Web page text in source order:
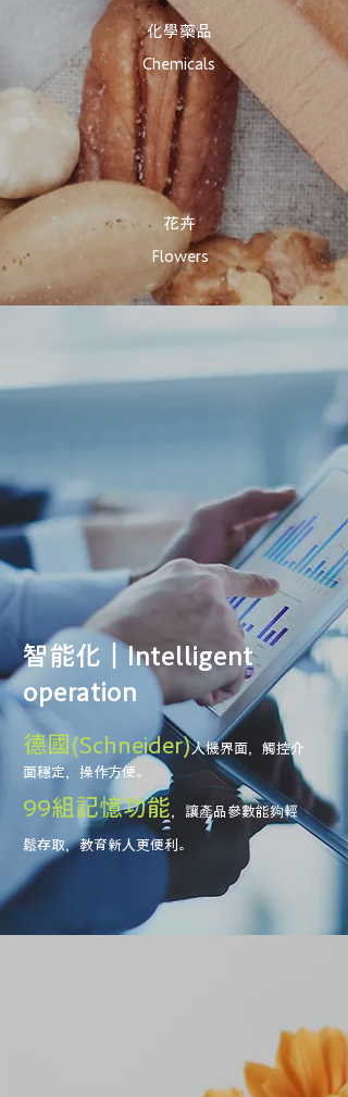
化學藥品​
Chemicals
花卉​
Flowers
智能化｜Intelligent
operation
德國(Schneider)人機界面，觸控介
面穩定，操作方便。
99組記憶功能，讓產品參數能夠輕
鬆存取，教育新人更便利。